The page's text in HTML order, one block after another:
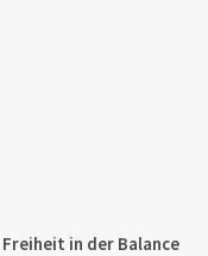
in der Balance